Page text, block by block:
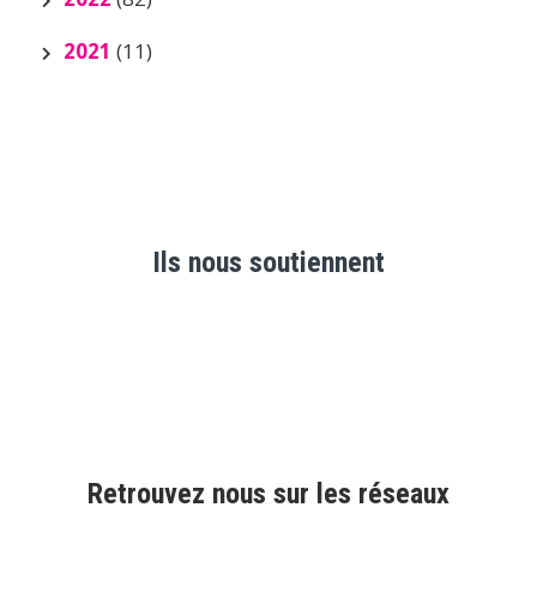
2021 (11)
Ils nous soutiennent
Retrouvez nous sur les réseaux